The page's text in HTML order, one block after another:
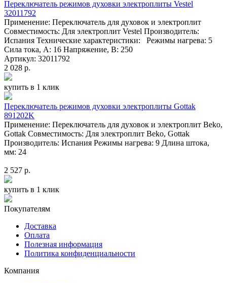
Переключатель режимов духовки электроплиты Vestel
32011792
Применение: Переключатель для духовок и электроплит
Совместимость: Для электроплит Vestel Производитель:
Испания Технические характеристики: Режимы нагрева: 5
Сила тока, А: 16 Напряжение, В: 250
Артикул: 32011792
2 028 р.
купить в 1 клик
Переключатель режимов духовки электроплиты Gottak
891202K
Применение: Переключатель для духовок и электроплит Beko,
Gottak Совместимость: Для электроплит Beko, Gottak
Производитель: Испания Режимы нагрева: 9 Длина штока,
мм: 24
2 527 р.
купить в 1 клик
Покупателям
Доставка
Оплата
Полезная информация
Политика конфиденциальности
Компания